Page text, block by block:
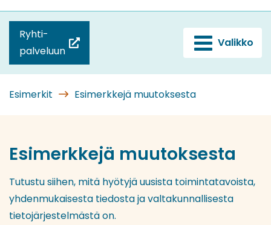
Ryhti-
palveluun
(siirryt
toiseen
Valikko
Esimerkit Esimerkkejä muutoksesta
Esimerkkejä muutoksesta
Tutustu siihen, mitä hyötyjä uusista toimintatavoista,
yhdenmukaisesta tiedosta ja valtakunnallisesta
tietojärjestelmästä on.